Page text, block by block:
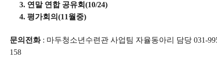
3. 연말 연합 공유회(10/24)
4. 평가회의(11월중)
문의전화: 마두청소년수련관 사업팀 자율동아리 담당 031-
158